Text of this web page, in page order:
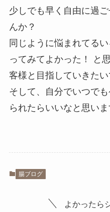
少しでも早く自由に過
んか？ ⁡
同じように悩まれてる
ってみてよかった！ と
客様と目指していきたい
そして、自分でいつで
られたらいいなと思いま
腸ブログ
よかったら